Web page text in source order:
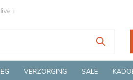
in onze winkel in Deventer
VERZORGING SALE